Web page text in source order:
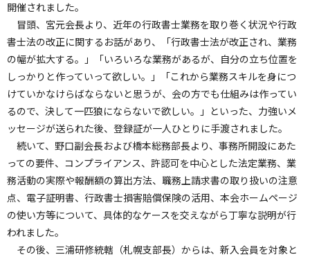
開催されました。
冒頭、宮元会長より、近年の行政書士業務を取り巻く状況や行政
書士法の改正に関するお話があり、「行政書士法が改正され、業務
の幅が拡大する。」「いろいろな業務があるが、自分の立ち位置を
しっかりと作っていって欲しい。」「これから業務スキルを身につ
けていかなけらばならないと思うが、会の方でも仕組みは作ってい
るので、決して一匹狼にならないで欲しい。」といった、力強いメ
ッセージが送られた後、登録証が一人ひとりに手渡されました。
続いて、野口副会長および橋本総務部長より、事務所開設にあた
っての要件、コンプライアンス、許認可を中心とした法定業務、業
務活動の実際や報酬額の算出方法、職務上請求書の取り扱いの注意
点、電子証明書、行政書士損害賠償保険の活用、本会ホームページ
の使い方等について、具体的なケースを交えながら丁寧な説明が行
われました。
その後、三浦研修統轄（札幌支部長）からは、新入会員を対象と